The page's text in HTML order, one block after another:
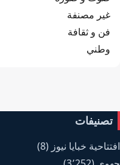
غير مصنفة
فن و ثقافة
وطني
تصنيفات
افتتاحية خبايا نيوز (8)